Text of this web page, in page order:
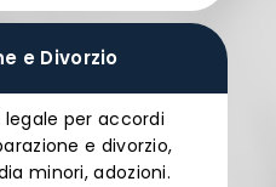
e Divorzio
legale per accordi
e divorzio,
minori, adozioni.